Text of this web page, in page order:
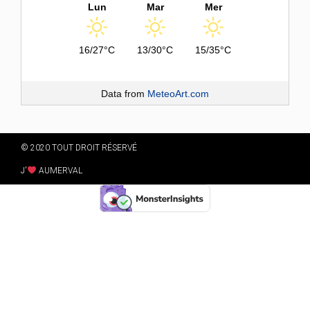
Lun
16/27°C
Mar
13/30°C
Mer
15/35°C
Data from MeteoArt.com
© 2020 TOUT DROIT RÉSERVÉ
J' AUMERVAL